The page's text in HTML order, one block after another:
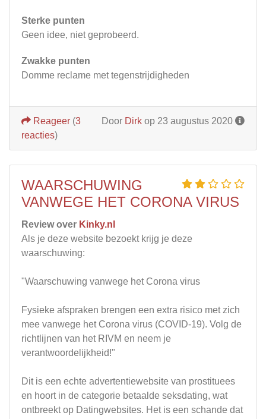
Sterke punten
Geen idee, niet geprobeerd.
Zwakke punten
Domme reclame met tegenstrijdigheden
Door Dirk op 23 augustus 2020
Reageer (3
reacties)
WAARSCHUWING
VANWEGE HET CORONA VIRUS
Review over Kinky.nl
Als je deze website bezoekt krijg je deze
waarschuwing:
"Waarschuwing vanwege het Corona virus
Fysieke afspraken brengen een extra risico met zich
mee vanwege het Corona virus (COVID-19). Volg de
richtlijnen van het RIVM en neem je
verantwoordelijkheid!"
Dit is een echte advertentiewebsite van prostituees
en hoort in de categorie betaalde seksdating, wat
ontbreekt op Datingwebsites. Het is een schande dat